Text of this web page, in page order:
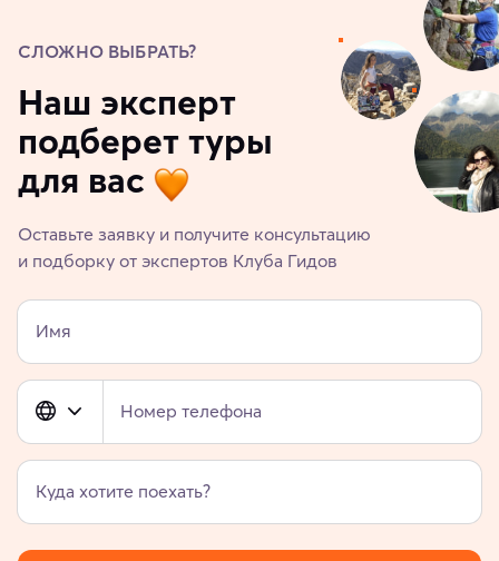
СЛОЖНО ВЫБРАТЬ?
Наш эксперт
подберет туры
для вас
Оставьте заявку и получите консультацию
и подборку от экспертов Клуба Гидов
Имя
Номер телефона
Куда хотите поехать?